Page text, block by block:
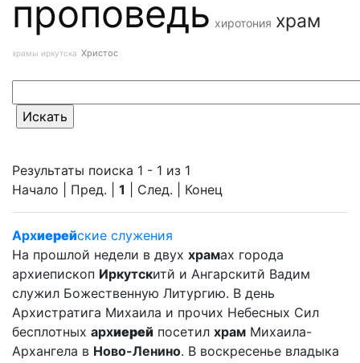
проповедь хиротония храм
храмы иркутска Христос
Результаты поиска 1 - 1 из 1
Начало | Пред. | 1 | След. | Конец
Архиерейские служения
На прошлой недели в двух храмах города
архиепископ Иркутскитй и Ангарскитй Вадим
служил Божественную Литургию. В день
Архистратига Михаила и прочих Небесных Сил
бесплотных архиерей посетил храм Михаила-
Архангела в Ново-Ленино. В воскресенье владыка